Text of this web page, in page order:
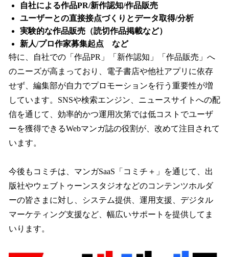
自社による作品PR/新作認知/作品販売
ユーザーとの直接接点づくりとデータ取得/分析
実験的な作品販売（読切作品掲載など）
新人/プロ作家募集起点 など
特に、自社での「作品PR」「新作認知」「作品販売」へ
のニーズが高まっており、電子書店や他社アプリに依存
せず、編集部が自力でプロモーションを行う重要性が増
しています。SNSや検索エンジン、ニュースサイトへの配
信を通じて、効率的かつ運用次第では低コストでユーザ
ーを獲得できるWebマンガ誌の役割が、改めて注目されて
います。
今後もコミチは、マンガSaaS「コミチ＋」を通じて、出
版社やウェブトゥーンスタジオなどのコンテンツホルダ
ーの皆さまに対し、システム提供、運用支援、デジタル
マーケティング支援など、幅広いサポートを提供してま
いります。